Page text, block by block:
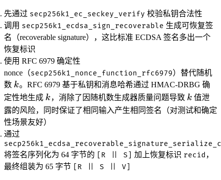
先通过 secp256k1_ec_seckey_verify 校验私钥合法性
调用 secp256k1_ecdsa_sign_recoverable 生成可恢复签
名
（recoverable signature），这比标准 ECDSA 签名多出一个
恢复标识
使用 RFC 6979 确定性
nonce （secp256k1_nonce_function_rfc6979）替代随机
数 k
k。RFC 6979 基于私钥和消息哈希通过 HMAC-DRBG 确
定性地生成 k
k，消除了因随机数生成器质量问题导致 k
k 值泄
露的风险，同时保证了相同输入产生相同签名（对测试和确定
性场景友好）
通过
将签名序列化为 64 字节的 [R || S] 加上恢复标识 recid ，
最终组装为 65 字节 [R || S || V]